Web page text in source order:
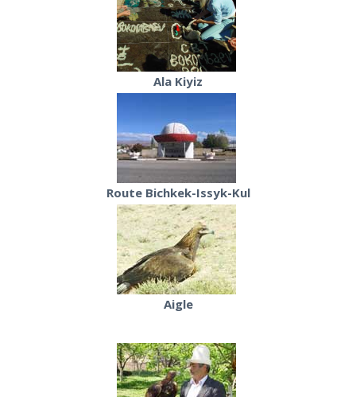
Ala Kiyiz
Route Bichkek-Issyk-Kul
Aigle